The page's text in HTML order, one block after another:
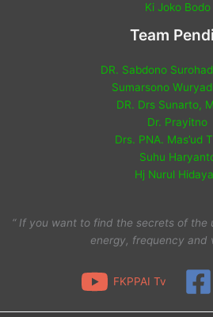
Ki Joko Bodo
Team
DR. Sabdono
Sumarsono
DR. Drs Sunarto,
Dr. Prayitno
Drs. PNA. Mas’ud
Suhu
Hj Nurul
“ If you want to find the secrets of the
energy, frequency and
FKPPAI Tv